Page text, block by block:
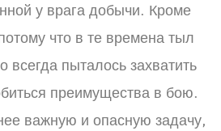
у врага добычи. Кроме
что в те времена тыл
пыталось захватить
преимущества в бою.
важную и опасную задачу,